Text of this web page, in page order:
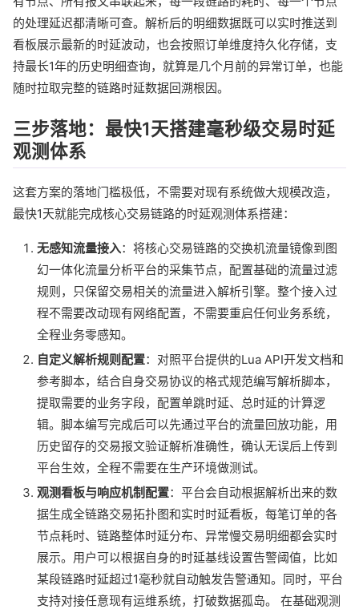
的处理延迟都清晰可查。解析后的明细数据既可以实时推送到
看板展示最新的时延波动，也会按照订单维度持久化存储，支
持最长1年的历史明细查询，就算是几个月前的异常订单，也能
随时拉取完整的链路时延数据回溯根因。
三步落地：最快1天搭建毫秒级交易时延
观测体系
这套方案的落地门槛极低，不需要对现有系统做大规模改造，
最快1天就能完成核心交易链路的时延观测体系搭建：
无感知流量接入：将核心交易链路的交换机流量镜像到图
幻一体化流量分析平台的采集节点，配置基础的流量过滤
规则，只保留交易相关的流量进入解析引擎。整个接入过
程不需要改动现有网络配置，不需要重启任何业务系统，
全程业务零感知。
自定义解析规则配置：对照平台提供的Lua API开发文档和
参考脚本，结合自身交易协议的格式规范编写解析脚本，
提取需要的业务字段，配置单跳时延、总时延的计算逻
辑。脚本编写完成后可以先通过平台的流量回放功能，用
历史留存的交易报文验证解析准确性，确认无误后上传到
平台生效，全程不需要在生产环境做测试。
观测看板与响应机制配置：平台会自动根据解析出来的数
据生成全链路交易拓扑图和实时时延看板，每笔订单的各
节点耗时、链路整体时延分布、异常慢交易明细都会实时
展示。用户可以根据自身的时延基线设置告警阈值，比如
某段链路时延超过1毫秒就自动触发告警通知。同时，平台
支持对接任意现有运维系统，打破数据孤岛。 在基础观测